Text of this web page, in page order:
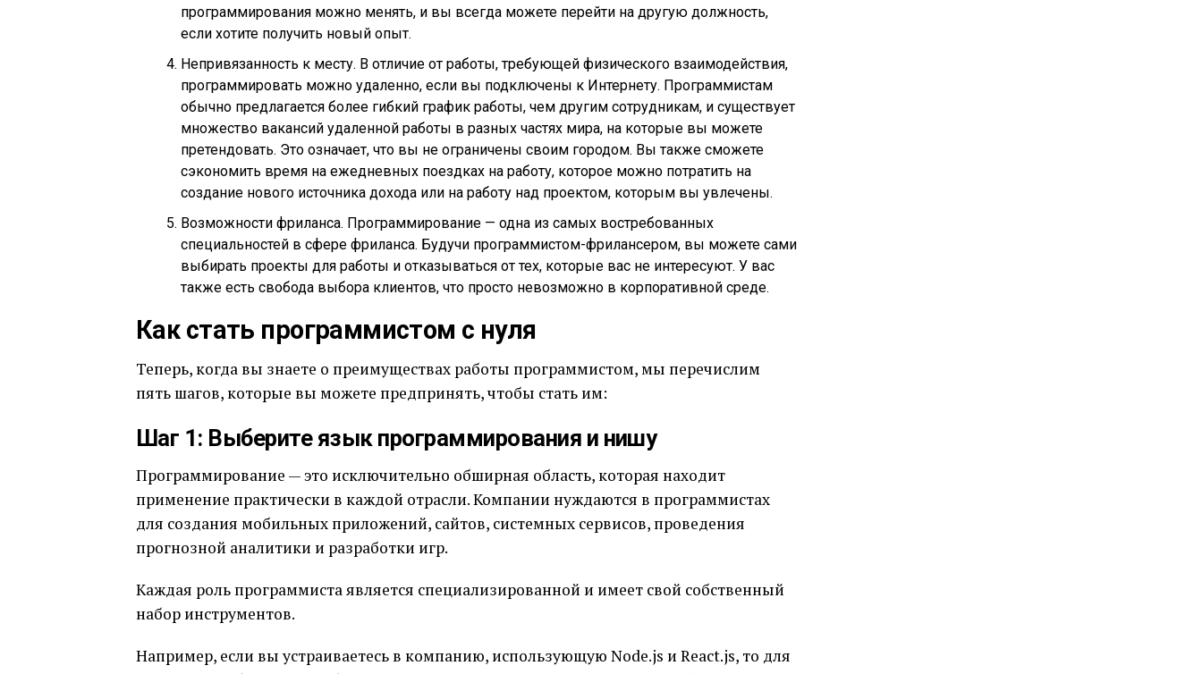
программирования можно менять, и вы всегда можете перейти на другую должность,
если хотите получить новый опыт.
Непривязанность к месту. В отличие от работы, требующей физического взаимодействия,
программировать можно удаленно, если вы подключены к Интернету. Программистам
обычно предлагается более гибкий график работы, чем другим сотрудникам, и существует
множество вакансий удаленной работы в разных частях мира, на которые вы можете
претендовать. Это означает, что вы не ограничены своим городом. Вы также сможете
сэкономить время на ежедневных поездках на работу, которое можно потратить на
создание нового источника дохода или на работу над проектом, которым вы увлечены.
Возможности фриланса. Программирование — одна из самых востребованных
специальностей в сфере фриланса. Будучи программистом-фрилансером, вы можете сами
выбирать проекты для работы и отказываться от тех, которые вас не интересуют. У вас
также есть свобода выбора клиентов, что просто невозможно в корпоративной среде.
Как стать программистом с нуля
Теперь, когда вы знаете о преимуществах работы программистом, мы перечислим
пять шагов, которые вы можете предпринять, чтобы стать им:
Шаг 1: Выберите язык программирования и нишу
Программирование — это исключительно обширная область, которая находит
применение практически в каждой отрасли. Компании нуждаются в программистах
для создания мобильных приложений, сайтов, системных сервисов, проведения
прогнозной аналитики и разработки игр.
Каждая роль программиста является специализированной и имеет свой собственный
набор инструментов.
Например, если вы устраиваетесь в компанию, использующую Node.js и React.js, то для